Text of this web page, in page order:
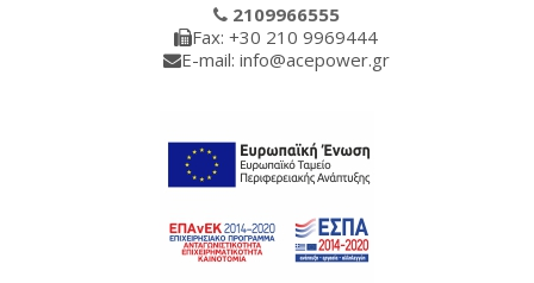
2109966555
Fax: +30 210 9969444
E-mail: info@acepower.gr